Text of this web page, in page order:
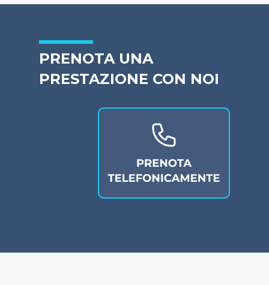
PRENOTA UNA
PRESTAZIONE CON NOI